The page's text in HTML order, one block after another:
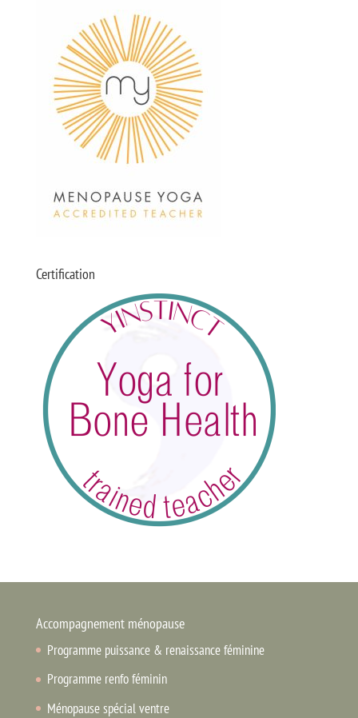
Certification
Accompagnement ménopause
Programme puissance & renaissance féminine
Programme renfo féminin
Ménopause spécial ventre